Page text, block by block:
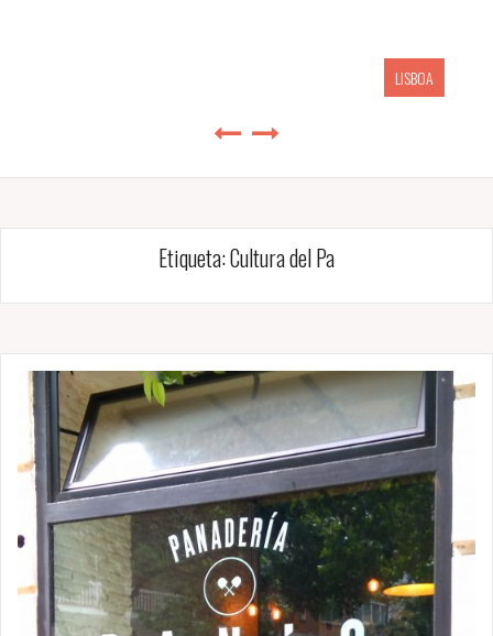
LISBOA
Etiqueta:Cultura del Pa